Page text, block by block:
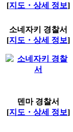
[지도・상세 정보]
소네자키 경찰서
[지도・상세 정보]
덴마 경찰서
[지도・상세 정보]